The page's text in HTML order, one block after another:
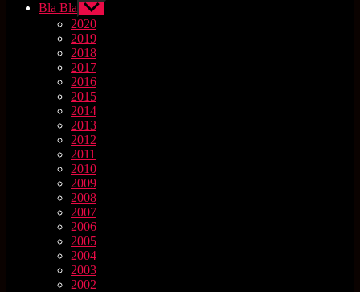
Bla Bla Untermenü
anzeigen
2020
2019
2018
2017
2016
2015
2014
2013
2012
2011
2010
2009
2008
2007
2006
2005
2004
2003
2002